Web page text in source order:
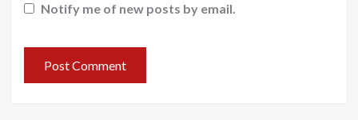
Notify me of new posts by email.